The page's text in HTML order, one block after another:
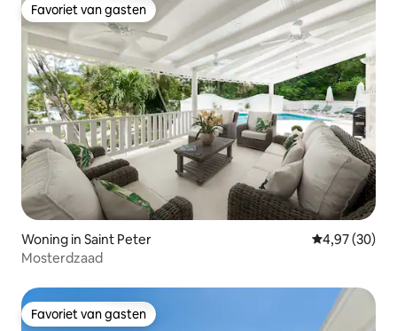
Favoriet van gasten
Favoriet van gasten
Woning in Saint Peter Gemiddelde
4,97 (30)
Mosterdzaad
Favoriet van gasten
Favoriet van gasten